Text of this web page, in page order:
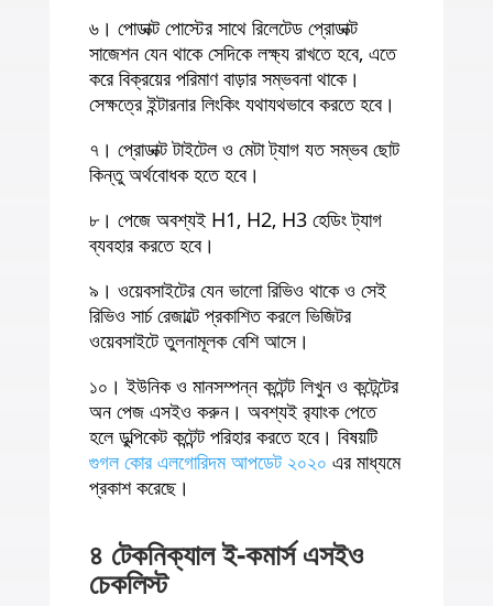
৬। পোডাক্ট পোস্টের সাথে রিলেটেড প্রোডাক্ট
সাজেশন যেন থাকে সেদিকে লক্ষ্য রাখতে হবে, এতে
করে বিক্রয়ের পরিমাণ বাড়ার সম্ভবনা থাকে।
সেক্ষত্রে ইন্টারনার লিংকিং যথাযথভাবে করতে হবে।
৭। প্রোডাক্ট টাইটেল ও মেটা ট্যাগ যত সম্ভব ছোট
কিন্তু অর্থবোধক হতে হবে।
৮। পেজে অবশ্যই H1, H2, H3 হেডিং ট্যাগ
ব্যবহার করতে হবে।
৯। ওয়েবসাইটের যেন ভালো রিভিও থাকে ও সেই
রিভিও সার্চ রেজাল্টে প্রকাশিত করলে ভিজিটর
ওয়েবসাইটে তুলনামূলক বেশি আসে।
১০। ইউনিক ও মানসম্পন্ন কন্টেন্ট লিখুন ও কন্টেন্টের
অন পেজ এসইও করুন। অবশ্যই র‍্যাংক পেতে
হলে ডুল্পিকেট কন্টেন্ট পরিহার করতে হবে। বিষয়টি
গুগল কোর এলগোরিদম আপডেট ২০২০ এর মাধ্যমে
প্রকাশ করেছে।
৪ টেকনিক্যাল ই-কমার্স এসইও
চেকলিস্ট